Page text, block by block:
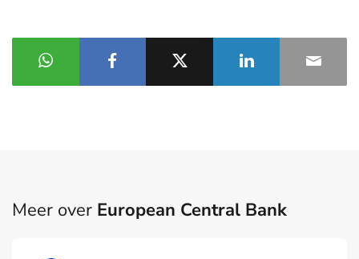
Meer over European Central Bank